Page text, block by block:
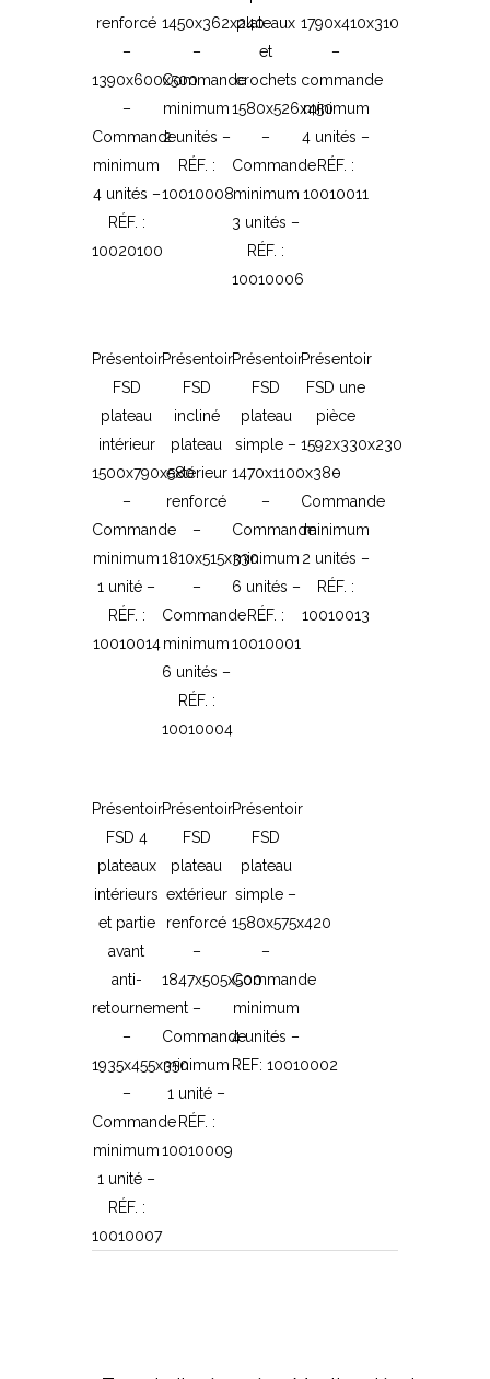
renforcé
–
1390x600x500
–
Commande
minimum
4 unités –
RÉF. :
10020100
1450x362x240
–
Commande
minimum
2 unités –
RÉF. :
10010008
plateaux
et
crochets
1580x526x450
–
Commande
minimum
3 unités –
RÉF. :
10010006
1790x410x310
–
commande
minimum
4 unités –
RÉF. :
10010011
Présentoir
FSD
plateau
intérieur
1500x790x580
–
Commande
minimum
1 unité –
RÉF. :
10010014
Présentoir
FSD
incliné
plateau
extérieur
renforcé
–
1810x515x330
–
Commande
minimum
6 unités –
RÉF. :
10010004
Présentoir
FSD
plateau
simple –
1470x1100x380
–
Commande
minimum
6 unités –
RÉF. :
10010001
Présentoir
FSD une
pièce
1592x330x230
–
Commande
minimum
2 unités –
RÉF. :
10010013
Présentoir
FSD 4
plateaux
intérieurs
et partie
avant
anti-
retournement
–
1935x455x350
–
Commande
minimum
1 unité –
RÉF. :
10010007
Présentoir
FSD
plateau
extérieur
renforcé
–
1847x505x500
–
Commande
minimum
1 unité –
RÉF. :
10010009
Présentoir
FSD
plateau
simple –
1580x575x420
–
Commande
minimum
4 unités –
REF: 10010002